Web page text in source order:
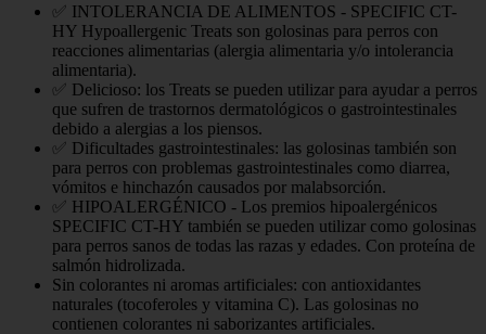
✅ INTOLERANCIA DE ALIMENTOS - SPECIFIC CT-
HY Hypoallergenic Treats son golosinas para perros con
reacciones alimentarias (alergia alimentaria y/o intolerancia
alimentaria).
✅ Delicioso: los Treats se pueden utilizar para ayudar a perros
que sufren de trastornos dermatológicos o gastrointestinales
debido a alergias a los piensos.
✅ Dificultades gastrointestinales: las golosinas también son
para perros con problemas gastrointestinales como diarrea,
vómitos e hinchazón causados por malabsorción.
✅ HIPOALERGÉNICO - Los premios hipoalergénicos
SPECIFIC CT-HY también se pueden utilizar como golosinas
para perros sanos de todas las razas y edades. Con proteína de
salmón hidrolizada.
Sin colorantes ni aromas artificiales: con antioxidantes
naturales (tocoferoles y vitamina C). Las golosinas no
contienen colorantes ni saborizantes artificiales.